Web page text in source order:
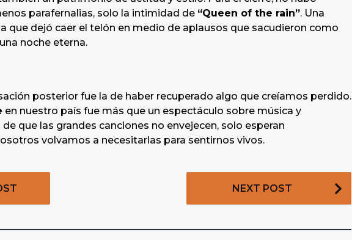
parafernalias, solo la intimidad de “Queen of the rain”. Una
que dejó caer el telón en medio de aplausos que sacudieron como
noche eterna.
posterior fue la de haber recuperado algo que creíamos perdido.
en nuestro país fue más que un espectáculo sobre música y
que las grandes canciones no envejecen, solo esperan
volvamos a necesitarlas para sentirnos vivos.
NEXT POST